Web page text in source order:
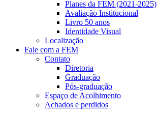
Planes da FEM (2021-2025)
Avaliação Institucional
Livro 50 anos
Identidade Visual
Localização
Fale com a FEM
Contato
Diretoria
Graduação
Pós-graduação
Espaço de Acolhimento
Achados e perdidos